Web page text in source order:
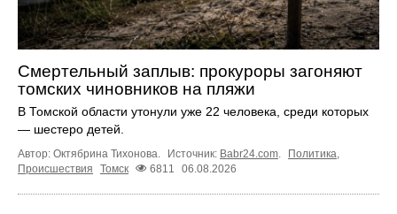
Смертельный заплыв: прокуроры загоняют
томских чиновников на пляжи
В Томской области утонули уже 22 человека, среди которых
— шестеро детей.
Автор: Октябрина Тихонова. Источник: Babr24.com Политика
Происшествия
Томск 6811 06.08.2026